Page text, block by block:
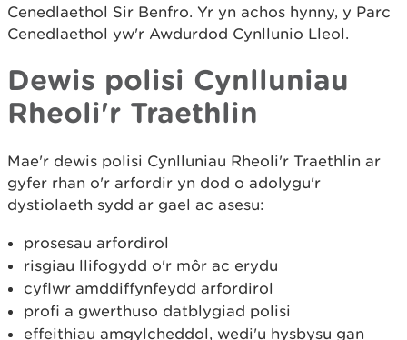
Cenedlaethol Sir Benfro. Yr yn achos hynny, y Parc
Cenedlaethol yw'r Awdurdod Cynllunio Lleol.
Dewis polisi Cynlluniau
Rheoli'r Traethlin
Mae'r dewis polisi Cynlluniau Rheoli'r Traethlin ar
gyfer rhan o'r arfordir yn dod o adolygu'r
dystiolaeth sydd ar gael ac asesu:
prosesau arfordirol
risgiau llifogydd o'r môr ac erydu
cyflwr amddiffynfeydd arfordirol
profi a gwerthuso datblygiad polisi
effeithiau amgylcheddol, wedi'u hysbysu gan